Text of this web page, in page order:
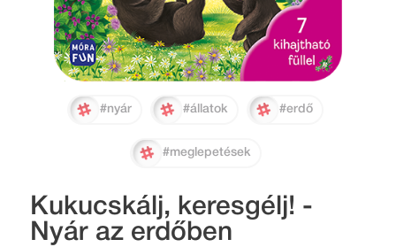
#nyár #állatok #erdő
#meglepetések
Kukucskálj, keresgélj! -
Nyár az erdőben